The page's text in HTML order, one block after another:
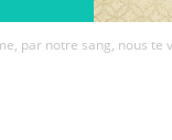
par notre sang, nous te